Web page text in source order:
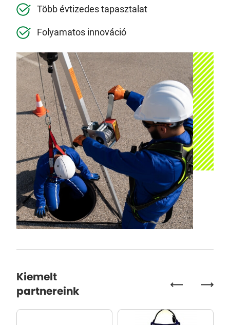
Több évtizedes tapasztalat
Folyamatos innováció
Kiemelt
partnereink